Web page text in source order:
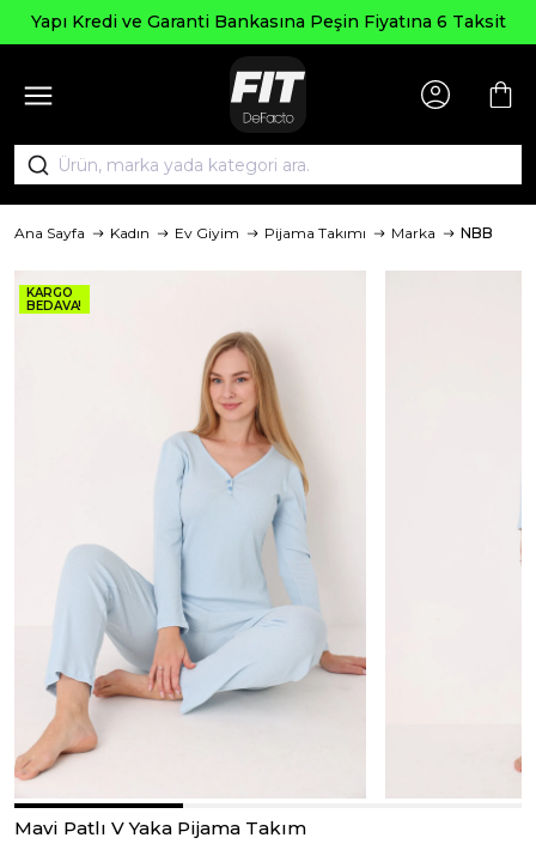
Garanti Bankasına Peşin Fiyatına 6 Taksit
Ana Sayfa Kadın Ev Giyim Pijama Takımı Marka NBB
KARGO
BEDAVA!
Mavi Patlı V Yaka Pijama Takım